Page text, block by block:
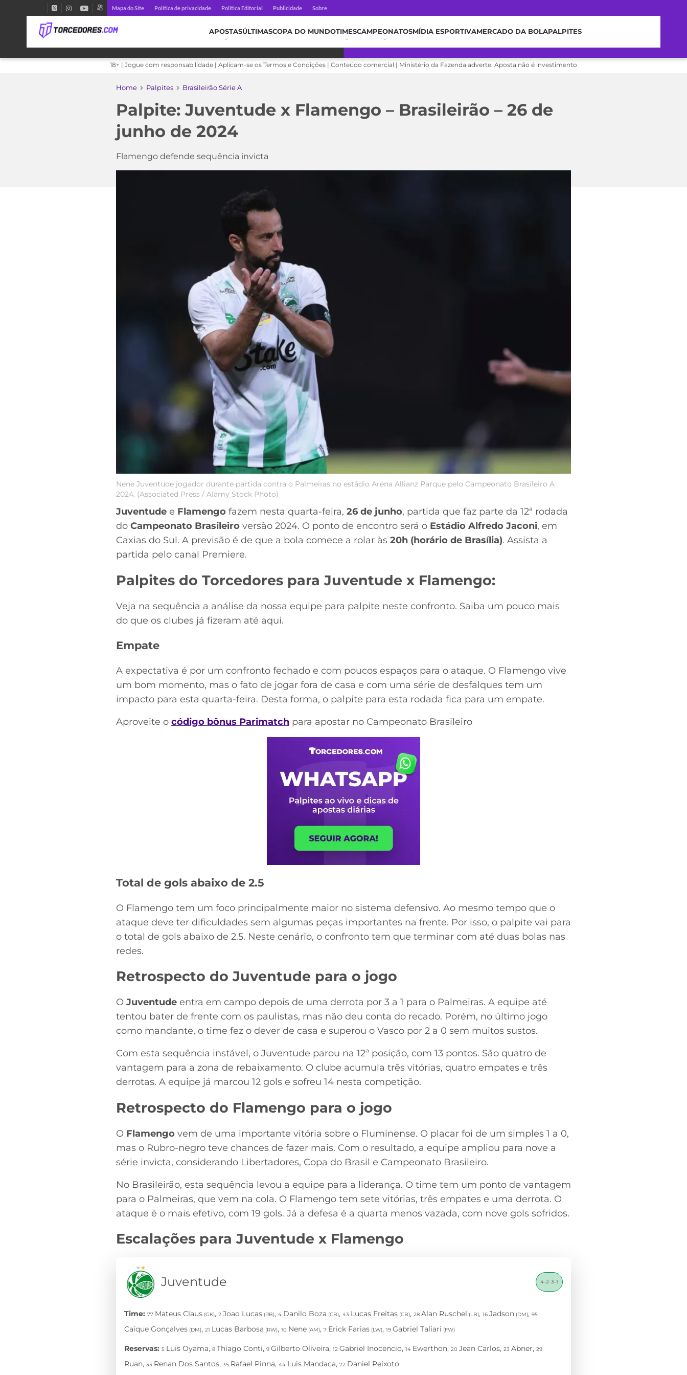
Mapa do Site Política de privacidade Política Editorial Publicidade Sobre
APOSTASÚLTIMASCOPA DO MUNDOTIMESCAMPEONATOSMÍDIA ESPORTIVAMERCADO DA BOLAPALPITES
18+ | Jogue com responsabilidade | Aplicam-se os Termos e Condições | Conteúdo comercial | Ministério da Fazenda adverte: Aposta não é investimento
Home Palpites Brasileirão Série A
Palpite: Juventude x Flamengo – Brasileirão – 26 de
junho de 2024
Flamengo defende sequência invicta
Nene Juventude jogador durante partida contra o Palmeiras no estádio Arena Allianz Parque pelo Campeonato Brasileiro A
2024. (Associated Press / Alamy Stock Photo)
Juventude e Flamengo fazem nesta quarta-feira, 26 de junho, partida que faz parte da 12ª rodada
do Campeonato Brasileiro versão 2024. O ponto de encontro será o Estádio Alfredo Jaconi, em
Caxias do Sul. A previsão é de que a bola comece a rolar às 20h (horário de Brasília). Assista a
partida pelo canal Premiere.
Palpites do Torcedores para Juventude x Flamengo:
Veja na sequência a análise da nossa equipe para palpite neste confronto. Saiba um pouco mais
do que os clubes já fizeram até aqui.
Empate
A expectativa é por um confronto fechado e com poucos espaços para o ataque. O Flamengo vive
um bom momento, mas o fato de jogar fora de casa e com uma série de desfalques tem um
impacto para esta quarta-feira. Desta forma, o palpite para esta rodada fica para um empate.
Aproveite o código bônus Parimatch para apostar no Campeonato Brasileiro
Total de gols abaixo de 2.5
O Flamengo tem um foco principalmente maior no sistema defensivo. Ao mesmo tempo que o
ataque deve ter dificuldades sem algumas peças importantes na frente. Por isso, o palpite vai para
o total de gols abaixo de 2.5. Neste cenário, o confronto tem que terminar com até duas bolas nas
redes.
Retrospecto do Juventude para o jogo
O Juventude entra em campo depois de uma derrota por 3 a 1 para o Palmeiras. A equipe até
tentou bater de frente com os paulistas, mas não deu conta do recado. Porém, no último jogo
como mandante, o time fez o dever de casa e superou o Vasco por 2 a 0 sem muitos sustos.
Com esta sequência instável, o Juventude parou na 12ª posição, com 13 pontos. São quatro de
vantagem para a zona de rebaixamento. O clube acumula três vitórias, quatro empates e três
derrotas. A equipe já marcou 12 gols e sofreu 14 nesta competição.
Retrospecto do Flamengo para o jogo
O Flamengo vem de uma importante vitória sobre o Fluminense. O placar foi de um simples 1 a 0,
mas o Rubro-negro teve chances de fazer mais. Com o resultado, a equipe ampliou para nove a
série invicta, considerando Libertadores, Copa do Brasil e Campeonato Brasileiro.
No Brasileirão, esta sequência levou a equipe para a liderança. O time tem um ponto de vantagem
para o Palmeiras, que vem na cola. O Flamengo tem sete vitórias, três empates e uma derrota. O
ataque é o mais efetivo, com 19 gols. Já a defesa é a quarta menos vazada, com nove gols sofridos.
Escalações para Juventude x Flamengo